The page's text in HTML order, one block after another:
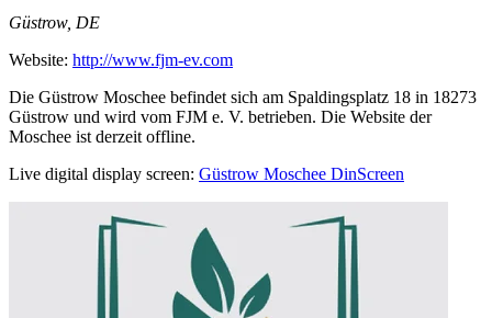
Güstrow, DE
Website: http://www.fjm-ev.com
Die Güstrow Moschee befindet sich am Spaldingsplatz 18 in 18273
Güstrow und wird vom FJM e. V. betrieben. Die Website der
Moschee ist derzeit offline.
Live digital display screen: Güstrow Moschee DinScreen